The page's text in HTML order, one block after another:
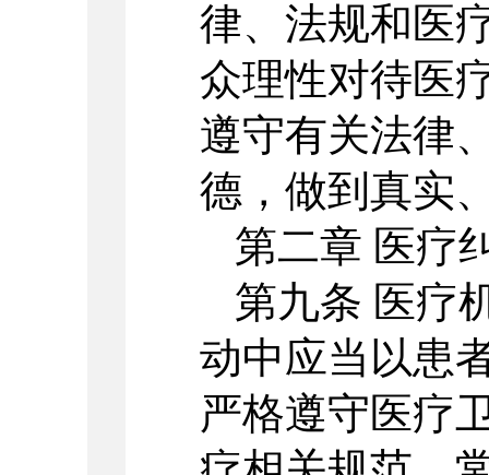
律、法规和医
众理性对待医
遵守有关法律
德，做到真实
第二章 医疗
第九条 医疗
动中应当以患
严格遵守医疗